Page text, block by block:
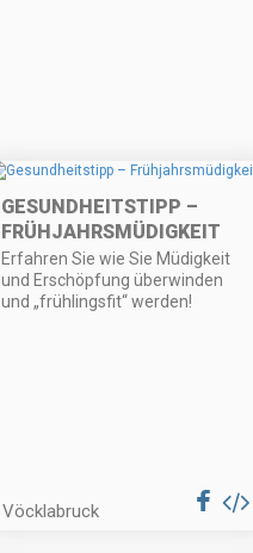
GESUNDHEITSTIPP –
FRÜHJAHRSMÜDIGKEIT
Erfahren Sie wie Sie Müdigkeit
und Erschöpfung überwinden
und „frühlingsfit“ werden!
Vöcklabruck